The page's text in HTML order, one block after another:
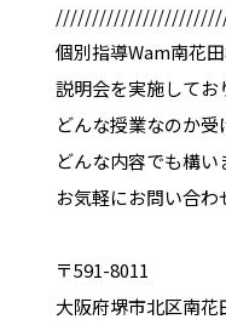
個別指導Wam南花
説明会を実施してお
どんな授業なのか
どんな内容でも構い
お気軽にお問い合わ
〒591-8011
大阪府堺市北区南花